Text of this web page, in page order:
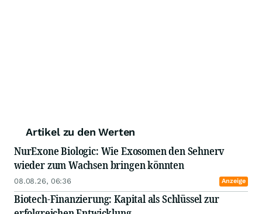
Artikel zu den Werten
NurExone Biologic: Wie Exosomen den Sehnerv
wieder zum Wachsen bringen könnten
08.08.26, 06:36 Anzeige
Biotech-Finanzierung: Kapital als Schlüssel zur